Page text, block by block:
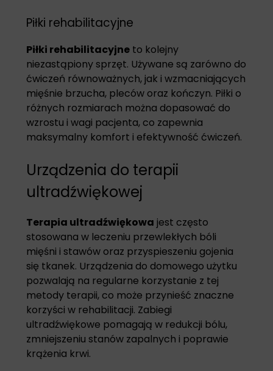
Piłki rehabilitacyjne
Piłki rehabilitacyjneto kolejny
niezastąpiony sprzęt. Używane są zarówno do
ćwiczeń równoważnych, jak i wzmacniających
mięśnie brzucha, pleców oraz kończyn. Piłki o
różnych rozmiarach można dopasować do
wzrostu i wagi pacjenta, co zapewnia
maksymalny komfort i efektywność ćwiczeń.
Urządzenia do terapii
ultradźwiękowej
Terapia ultradźwiękowa jest często
stosowana w leczeniu przewlekłych bóli
mięśni i stawów oraz przyspieszeniu gojenia
się tkanek. Urządzenia do domowego użytku
pozwalają na regularne korzystanie z tej
metody terapii, co może przynieść znaczne
korzyści w rehabilitacji. Zabiegi
ultradźwiękowe pomagają w redukcji bólu,
zmniejszeniu stanów zapalnych i poprawie
krążenia krwi.